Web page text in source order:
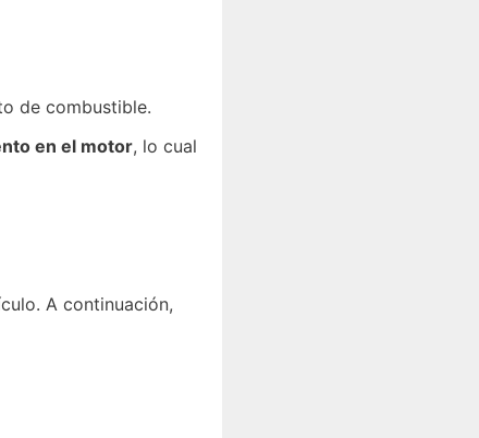
de combustible.
en el motor, lo cual
A continuación,